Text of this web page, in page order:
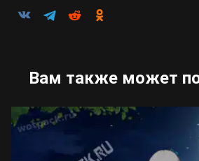
Вам также может